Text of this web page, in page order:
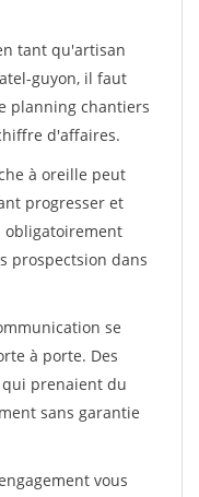
tant qu'artisan
guyon, il faut
planning chantiers
d'affaires.
à oreille peut
progresser et
obligatoirement
prospectsion dans
se
à porte. Des
prenaient du
sans garantie
vous